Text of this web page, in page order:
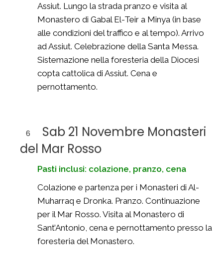
Assiut. Lungo la strada pranzo e visita al
Monastero di Gabal El-Teir a Minya (in base
alle condizioni del traffico e al tempo). Arrivo
ad Assiut. Celebrazione della Santa Messa.
Sistemazione nella foresteria della Diocesi
copta cattolica di Assiut. Cena e
pernottamento.
6
Sab 21 Novembre Monasteri
del Mar Rosso
Pasti inclusi: colazione, pranzo, cena
Colazione e partenza per i Monasteri di Al-
Muharraq e Dronka. Pranzo. Continuazione
per il Mar Rosso. Visita al Monastero di
Sant’Antonio, cena e pernottamento presso la
foresteria del Monastero.